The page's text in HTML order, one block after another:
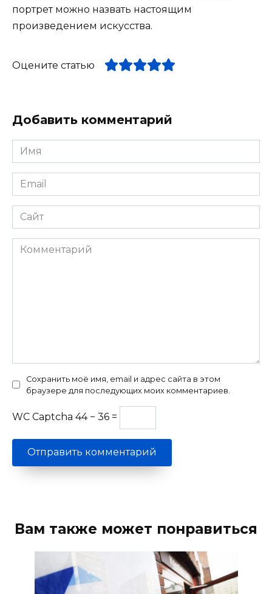
портрет можно назвать настоящим
произведением искусства.
Оцените статью
Добавить комментарий
Имя
*
Email
*
Сайт
Комментарий
Сохранить моё имя, email и адрес сайта в этом
браузере для последующих моих комментариев.
WC Captcha 44 − 36 =
Вам также может понравиться